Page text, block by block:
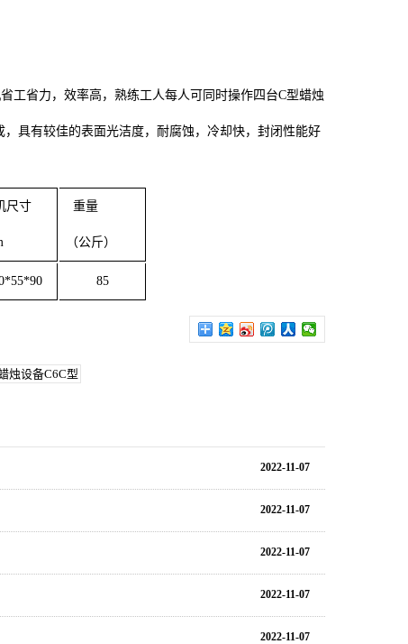
工省力，效率高，熟练工人每人可同时操作四台C型蜡烛
具有较佳的表面光洁度，耐腐蚀，冷却快，封闭性能好
尺寸 重量
（公斤）
85
烛设备C6C型
2022-11-07
2022-11-07
2022-11-07
2022-11-07
2022-11-07